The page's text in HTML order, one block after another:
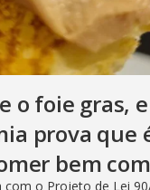
o foie gras,
prova que
bem
com o Projeto de Lei